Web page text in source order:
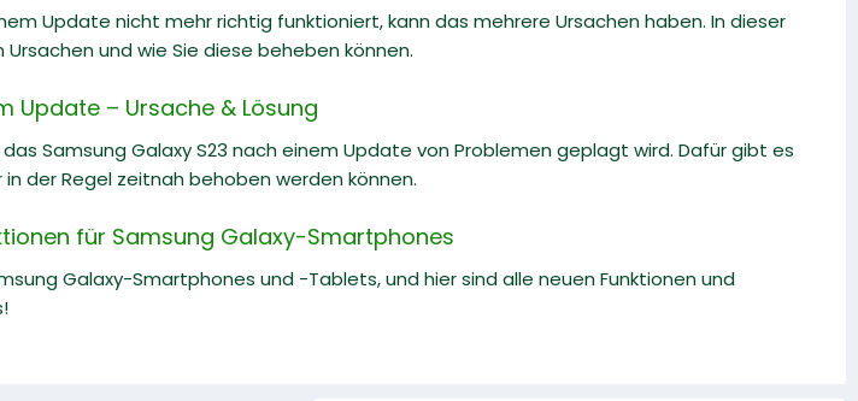
Update nicht mehr richtig funktioniert, kann das mehrere Ursachen haben. In dieser
und wie Sie diese beheben können.
Update – Ursache & Lösung
Samsung Galaxy S23 nach einem Update von Problemen geplagt wird. Dafür gibt es
der Regel zeitnah behoben werden können.
für Samsung Galaxy-Smartphones
Galaxy-Smartphones und -Tablets, und hier sind alle neuen Funktionen und